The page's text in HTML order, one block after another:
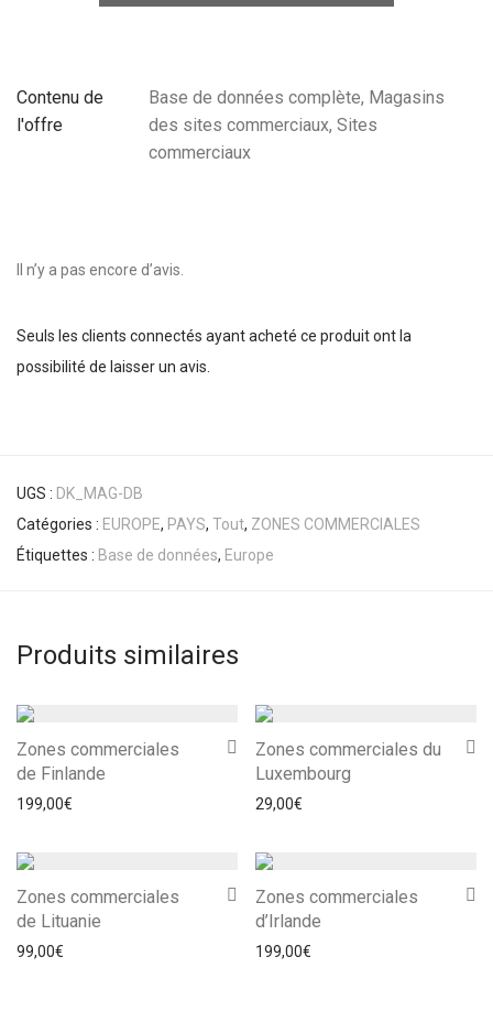
Contenu de
l'offre
Base de données complète, Magasins
des sites commerciaux, Sites
commerciaux
Il n’y a pas encore d’avis.
Seuls les clients connectés ayant acheté ce produit ont la
possibilité de laisser un avis.
UGS : DK_MAG-DB
Catégories : EUROPE, PAYS, Tout, ZONES COMMERCIALES
Étiquettes : Base de données, Europe
Produits similaires
Zones commerciales
de Finlande
199,00€
Zones commerciales du
Luxembourg
29,00€
Zones commerciales
de Lituanie
99,00€
Zones commerciales
d’Irlande
199,00€